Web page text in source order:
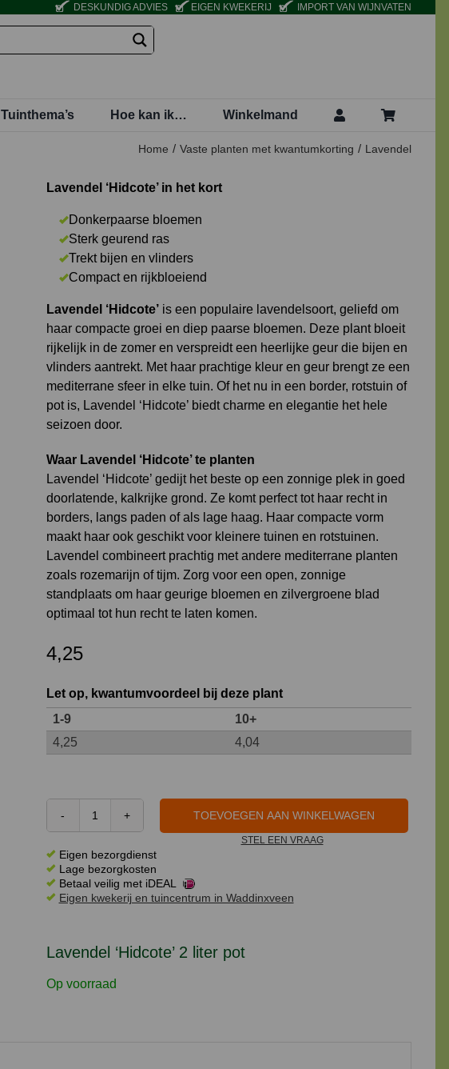
DESKUNDIG ADVIES EIGEN KWEKERIJ IMPORT VAN WIJNVATEN
Tuinthema’s Hoe kan ik… Winkelmand
Home Vaste planten met kwantumkorting Lavendel
Lavendel ‘Hidcote’ 2 liter pot
Lavendel ‘Hidcote’ in het kort
Donkerpaarse bloemen
Sterk geurend ras
Trekt bijen en vlinders
Compact en rijkbloeiend
Lavendel ‘Hidcote’is een populaire lavendelsoort, geliefd om
haar compacte groei en diep paarse bloemen. Deze plant bloeit
rijkelijk in de zomer en verspreidt een heerlijke geur die bijen en
vlinders aantrekt. Met haar prachtige kleur en geur brengt ze een
mediterrane sfeer in elke tuin. Of het nu in een border, rotstuin of
pot is, Lavendel ‘Hidcote’ biedt charme en elegantie het hele
seizoen door.
Waar Lavendel ‘Hidcote’ te planten
Lavendel ‘Hidcote’ gedijt het beste op een zonnige plek in goed
doorlatende, kalkrijke grond. Ze komt perfect tot haar recht in
borders, langs paden of als lage haag. Haar compacte vorm
maakt haar ook geschikt voor kleinere tuinen en rotstuinen.
Lavendel combineert prachtig met andere mediterrane planten
zoals rozemarijn of tijm. Zorg voor een open, zonnige
standplaats om haar geurige bloemen en zilvergroene blad
optimaal tot hun recht te laten komen.
4,25
Op voorraad
Let op, kwantumvoordeel bij deze plant
1-9
10+
4,25
4,04
Lavendel
2
liter
pot
TOEVOEGEN AAN WINKELWAGEN
STEL EEN VRAAG
Eigen bezorgdienst
Lage bezorgkosten
Betaal veilig met iDEAL
Eigen kwekerij en tuincentrum in Waddinxveen